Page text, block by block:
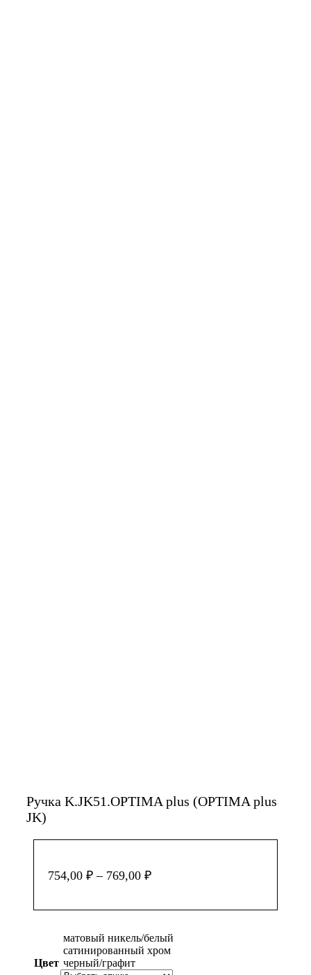
Ручка K.JK51.OPTIMA plus (OPTIMA plus
JK)
754,00 ₽ – 769,00 ₽
Цвет
матовый никель/белый
сатинированный хром
черный/графит